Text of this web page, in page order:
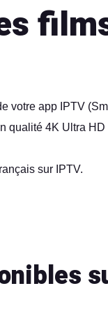
votre app IPTV
qualité 4K Ultra HD
sur IPTV.